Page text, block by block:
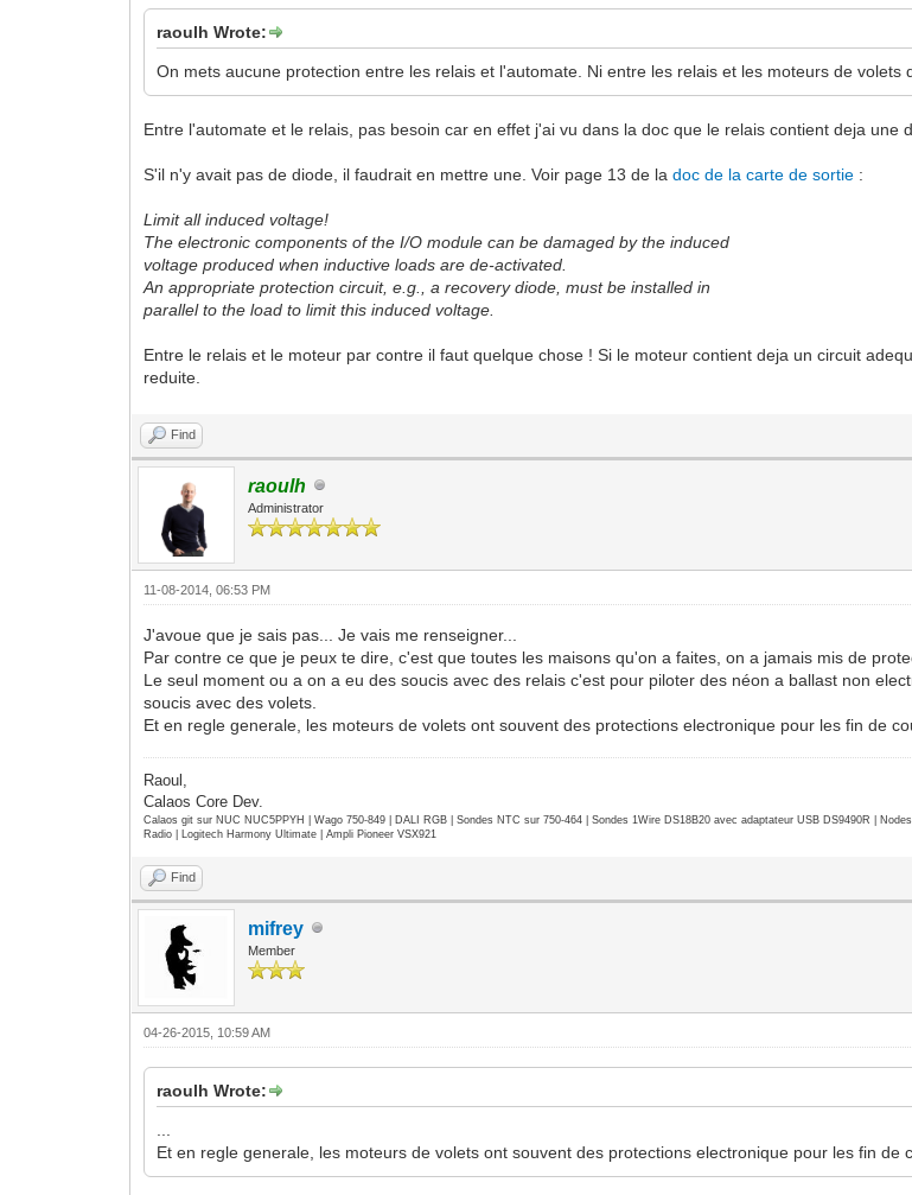
raoulh Wrote:
On mets aucune protection entre les relais et l'automate. Ni entre les relais et les moteurs de volets
Entre l'automate et le relais, pas besoin car en effet j'ai vu dans la doc que le relais contient deja une
S'il n'y avait pas de diode, il faudrait en mettre une. Voir page 13 de ladoc de la carte de sortie :
Limit all induced voltage!
The electronic components of the I/O module can be damaged by the induced
voltage produced when inductive loads are de-activated.
An appropriate protection circuit, e.g., a recovery diode, must be installed in
parallel to the load to limit this induced voltage.
Entre le relais et le moteur par contre il faut quelque chose ! Si le moteur contient deja un circuit
reduite.
Find
raoulh
Administrator
11-08-2014, 06:53 PM
J'avoue que je sais pas... Je vais me renseigner...
Par contre ce que je peux te dire, c'est que toutes les maisons qu'on a faites, on a jamais mis de
Le seul moment ou a on a eu des soucis avec des relais c'est pour piloter des néon a ballast non
soucis avec des volets.
Et en regle generale, les moteurs de volets ont souvent des protections electronique pour les fin de
Raoul,
Calaos Core Dev.
Calaos git sur NUC NUC5PPYH | Wago 750-849 | DALI RGB | Sondes NTC sur 750-464 | Sondes 1Wire DS18B20 avec adaptateur USB DS9490R |
Radio | Logitech Harmony Ultimate | Ampli Pioneer VSX921
Find
mifrey
Member
04-26-2015, 10:59 AM
raoulh Wrote:
Et en regle generale, les moteurs de volets ont souvent des protections electronique pour les fin de